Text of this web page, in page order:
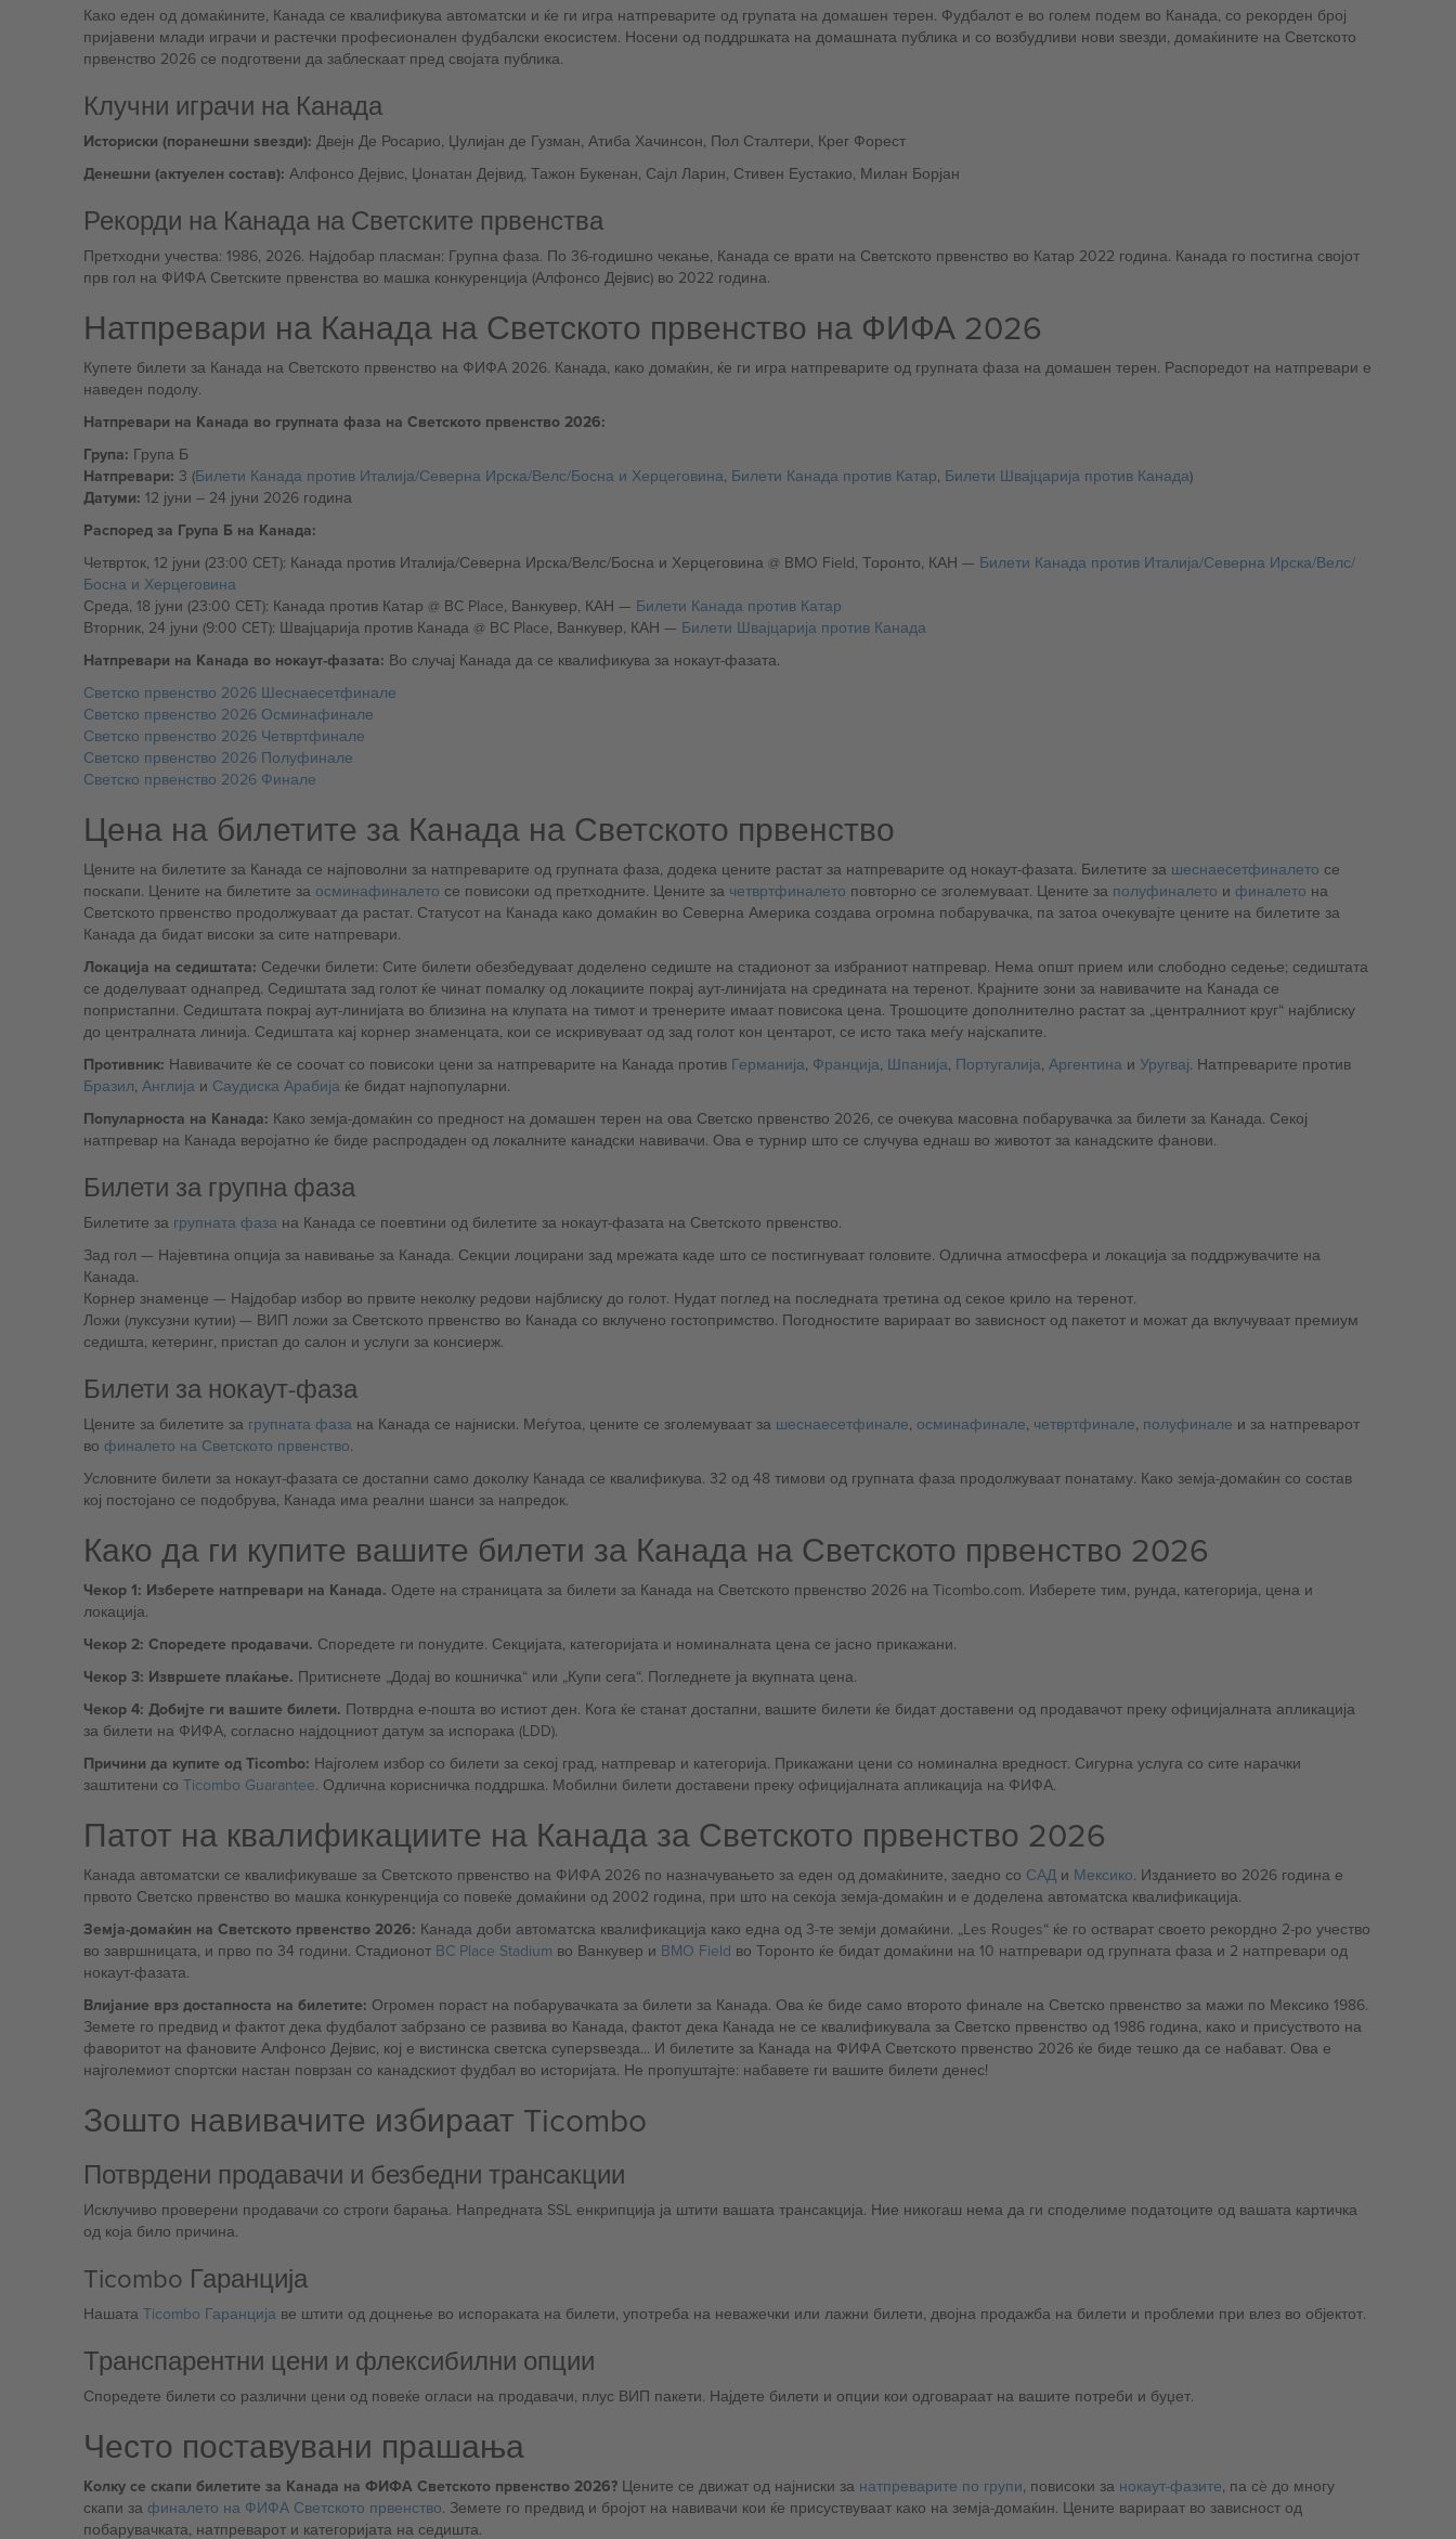
Како еден од домаќините, Канада се квалификува автоматски и ќе ги игра натпреварите од групата на домашен терен. Фудбалот е во голем подем во Канада, со рекорден број
пријавени млади играчи и растечки професионален фудбалски екосистем. Носени од поддршката на домашната публика и со возбудливи нови ѕвезди, домаќините на Светското
првенство 2026 се подготвени да заблескаат пред својата публика.
Клучни играчи на Канада
Историски (поранешни ѕвезди): Двејн Де Росарио, Џулијан де Гузман, Атиба Хачинсон, Пол Сталтери, Крег Форест
Денешни (актуелен состав): Алфонсо Дејвис, Џонатан Дејвид, Тажон Букенан, Сајл Ларин, Стивен Еустакио, Милан Борјан
Рекорди на Канада на Светските првенства
Претходни учества: 1986, 2026. Најдобар пласман: Групна фаза. По 36-годишно чекање, Канада се врати на Светското првенство во Катар 2022 година. Канада го постигна својот
прв гол на ФИФА Светските првенства во машка конкуренција (Алфонсо Дејвис) во 2022 година.
Натпревари на Канада на Светското првенство на ФИФА 2026
Купете билети за Канада на Светското првенство на ФИФА 2026. Канада, како домаќин, ќе ги игра натпреварите од групната фаза на домашен терен. Распоредот на натпревари е
наведен подолу.
Натпревари на Канада во групната фаза на Светското првенство 2026:
Група: Група Б
Натпревари: 3 (Билети Канада против Италија/Северна Ирска/Велс/Босна и Херцеговина, Билети Канада против Катар, Билети Швајцарија против Канада)
Датуми: 12 јуни – 24 јуни 2026 година
Распоред за Група Б на Канада:
Четврток, 12 јуни (23:00 CET): Канада против Италија/Северна Ирска/Велс/Босна и Херцеговина @ BMO Field, Торонто, КАН — Билети Канада против Италија/Северна Ирска/Велс/
Босна и Херцеговина
Среда, 18 јуни (23:00 CET): Канада против Катар @ BC Place, Ванкувер, КАН — Билети Канада против Катар
Вторник, 24 јуни (9:00 CET): Швајцарија против Канада @ BC Place, Ванкувер, КАН — Билети Швајцарија против Канада
Натпревари на Канада во нокаут-фазата: Во случај Канада да се квалификува за нокаут-фазата.
Светско првенство 2026 Шеснаесетфинале
Светско првенство 2026 Осминафинале
Светско првенство 2026 Четвртфинале
Светско првенство 2026 Полуфинале
Светско првенство 2026 Финале
Цена на билетите за Канада на Светското првенство
Цените на билетите за Канада се најповолни за натпреварите од групната фаза, додека цените растат за натпреварите од нокаут-фазата. Билетите за шеснаесетфиналето се
поскапи. Цените на билетите за осминафиналето се повисоки од претходните. Цените за четвртфиналето повторно се зголемуваат. Цените за полуфиналето и финалето на
Светското првенство продолжуваат да растат. Статусот на Канада како домаќин во Северна Америка создава огромна побарувачка, па затоа очекувајте цените на билетите за
Канада да бидат високи за сите натпревари.
Локација на седиштата: Седечки билети: Сите билети обезбедуваат доделено седиште на стадионот за избраниот натпревар. Нема општ прием или слободно седење; седиштата
се доделуваат однапред. Седиштата зад голот ќе чинат помалку од локациите покрај аут-линијата на средината на теренот. Крајните зони за навивачите на Канада се
попристапни. Седиштата покрај аут-линијата во близина на клупата на тимот и тренерите имаат повисока цена. Трошоците дополнително растат за „централниот круг“ најблиску
до централната линија. Седиштата кај корнер знаменцата, кои се искривуваат од зад голот кон центарот, се исто така меѓу најскапите.
Противник: Навивачите ќе се соочат со повисоки цени за натпреварите на Канада против Германија, Франција, Шпанија, Португалија, Аргентинаи Уругвај. Натпреварите против
Бразил, Англијаи Саудиска Арабијаќе бидат најпопуларни.
Популарноста на Канада: Како земја-домаќин со предност на домашен терен на ова Светско првенство 2026, се очекува масовна побарувачка за билети за Канада. Секој
натпревар на Канада веројатно ќе биде распродаден од локалните канадски навивачи. Ова е турнир што се случува еднаш во животот за канадските фанови.
Билети за групна фаза
Билетите за групната фазана Канада се поевтини од билетите за нокаут-фазата на Светското првенство.
Зад гол — Најевтина опција за навивање за Канада. Секции лоцирани зад мрежата каде што се постигнуваат головите. Одлична атмосфера и локација за поддржувачите на
Канада.
Корнер знаменце — Најдобар избор во првите неколку редови најблиску до голот. Нудат поглед на последната третина од секое крило на теренот.
Ложи (луксузни кутии) — ВИП ложи за Светското првенство во Канада со вклучено гостопримство. Погодностите варираат во зависност од пакетот и можат да вклучуваат премиум
седишта, кетеринг, пристап до салон и услуги за консиерж.
Билети за нокаут-фаза
Цените за билетите за групната фазана Канада се најниски. Меѓутоа, цените се зголемуваат за шеснаесетфинале, осминафинале, четвртфинале, полуфинале и за натпреварот
во финалето на Светското првенство.
Условните билети за нокаут-фазата се достапни само доколку Канада се квалификува. 32 од 48 тимови од групната фаза продолжуваат понатаму. Како земја-домаќин со состав
кој постојано се подобрува, Канада има реални шанси за напредок.
Како да ги купите вашите билети за Канада на Светското првенство 2026
Чекор 1: Изберете натпревари на Канада. Одете на страницата за билети за Канада на Светското првенство 2026 на Ticombo.com. Изберете тим, рунда, категорија, цена и
локација.
Чекор 2: Споредете продавачи. Споредете ги понудите. Секцијата, категоријата и номиналната цена се јасно прикажани.
Чекор 3: Извршете плаќање. Притиснете „Додај во кошничка“ или „Купи сега“. Погледнете ја вкупната цена.
Чекор 4: Добијте ги вашите билети. Потврдна е-пошта во истиот ден. Кога ќе станат достапни, вашите билети ќе бидат доставени од продавачот преку официјалната апликација
за билети на ФИФА, согласно најдоцниот датум за испорака (LDD).
Причини да купите од Ticombo: Најголем избор со билети за секој град, натпревар и категорија. Прикажани цени со номинална вредност. Сигурна услуга со сите нарачки
заштитени со Ticombo Guarantee. Одлична корисничка поддршка. Мобилни билети доставени преку официјалната апликација на ФИФА.
Патот на квалификациите на Канада за Светското првенство 2026
Канада автоматски се квалификуваше за Светското првенство на ФИФА 2026 по назначувањето за еден од домаќините, заедно со САДи Мексико. Изданието во 2026 година е
првото Светско првенство во машка конкуренција со повеќе домаќини од 2002 година, при што на секоја земја-домаќин и е доделена автоматска квалификација.
Земја-домаќин на Светското првенство 2026: Канада доби автоматска квалификација како една од 3-те земји домаќини. „Les Rouges“ ќе го остварат своето рекордно 2-ро учество
во завршницата, и прво по 34 години. Стадионот BC Place Stadium во Ванкувер и BMO Field во Торонто ќе бидат домаќини на 10 натпревари од групната фаза и 2 натпревари од
нокаут-фазата.
Влијание врз достапноста на билетите: Огромен пораст на побарувачката за билети за Канада. Ова ќе биде само второто финале на Светско првенство за мажи по Мексико 1986.
Земете го предвид и фактот дека фудбалот забрзано се развива во Канада, фактот дека Канада не се квалификувала за Светско првенство од 1986 година, како и присуството на
фаворитот на фановите Алфонсо Дејвис, кој е вистинска светска суперѕвезда... И билетите за Канада на ФИФА Светското првенство 2026 ќе биде тешко да се набават. Ова е
најголемиот спортски настан поврзан со канадскиот фудбал во историјата. Не пропуштајте: набавете ги вашите билети денес!
Зошто навивачите избираат Ticombo
Потврдени продавачи и безбедни трансакции
Исклучиво проверени продавачи со строги барања. Напредната SSL енкрипција ја штити вашата трансакција. Ние никогаш нема да ги споделиме податоците од вашата картичка
од која било причина.
Ticombo Гаранција
Нашата Ticombo Гаранцијаве штити од доцнење во испораката на билети, употреба на неважечки или лажни билети, двојна продажба на билети и проблеми при влез во објектот.
Транспарентни цени и флексибилни опции
Споредете билети со различни цени од повеќе огласи на продавачи, плус ВИП пакети. Најдете билети и опции кои одговараат на вашите потреби и буџет.
Често поставувани прашања
Колку се скапи билетите за Канада на ФИФА Светското првенство 2026?Цените се движат од најниски за натпреварите по групи, повисоки за нокаут-фазите, па сè до многу
скапи за финалето на ФИФА Светското првенство. Земете го предвид и бројот на навивачи кои ќе присуствуваат како на земја-домаќин. Цените варираат во зависност од
побарувачката, натпреварот и категоријата на седишта.